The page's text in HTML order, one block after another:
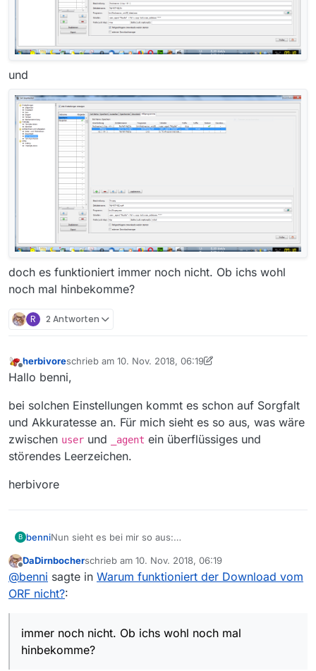
und
doch es funktioniert immer noch nicht. Ob ichs wohl
noch mal hinbekomme?
R 2 Antworten
Offline
herbivoreschrieb am 10. Nov. 2018, 06:19
zuletzt editiert von herbivore 11. Okt. 2018, 07:20
Hallo benni,
bei solchen Einstellungen kommt es schon auf Sorgfalt
und Akkuratesse an. Für mich sieht es so aus, was wäre
zwischen user und _agent ein überflüssiges und
störendes Leerzeichen.
herbivore
B benniNun sieht es bei mir so aus:
Offline
DaDirnbocherschrieb am 10. Nov. 2018, 06:19
zuletzt editiert von
@benni sagte in Warum funktioniert der Download vom
ORF nicht?:
immer noch nicht. Ob ichs wohl noch mal
hinbekomme?